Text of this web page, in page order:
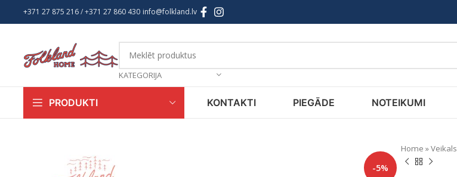
+371 27 875 216/ +371 27 860 430 info@folkland.lv
KATEGORIJA
PRODUKTI KONTAKTI PIEGĀDE NOTEIKUMI
-5%
Home »Veikals